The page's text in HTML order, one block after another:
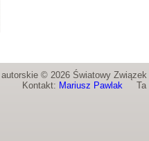
autorskie © 2026 Światowy
Kontakt: Mariusz PawlakTa